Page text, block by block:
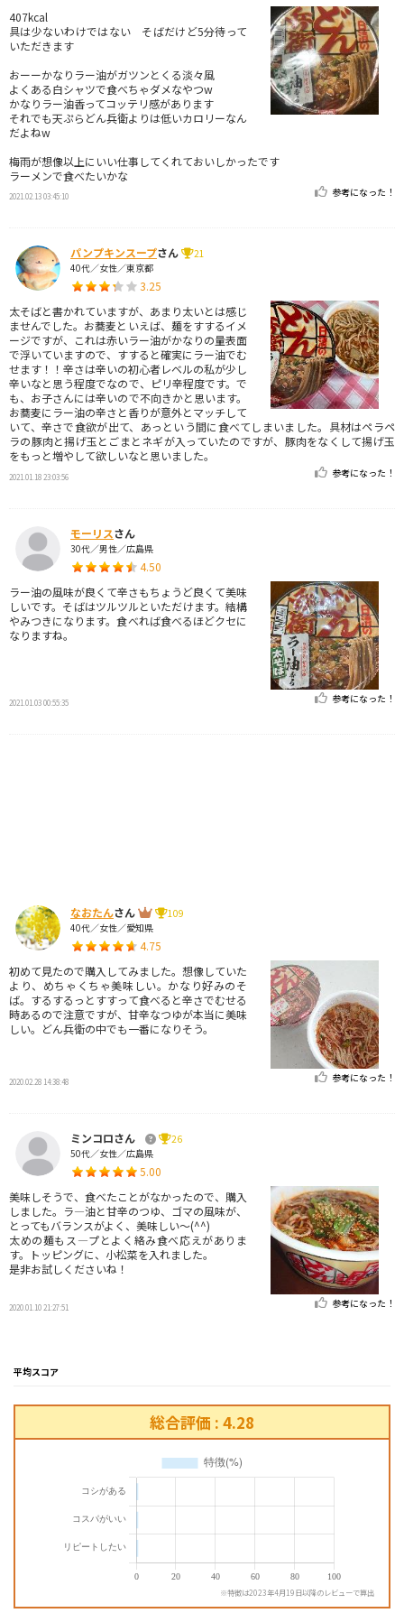
407kcal
具は少ないわけではない そばだけど5分待って
いただきます
おーーかなりラー油がガツンとくる淡々風
よくある白シャツで食べちゃダメなやつw
かなりラー油香ってコッテリ感があります
それでも天ぷらどん兵衛よりは低いカロリーなん
だよねw
梅雨が想像以上にいい仕事してくれておいしかったです
ラーメンで食べたいかな
2021.02.13 03:45:10 参考になった！
パンプキンスープさん
21
40代／女性／東京都
3.25
太そばと書かれていますが、あまり太いとは感じ
ませんでした。お蕎麦といえば、麺をすするイメ
ージですが、これは赤いラー油がかなりの量表面
で浮いていますので、すすると確実にラー油でむ
せます！！辛さは辛いの初心者レベルの私が少し
辛いなと思う程度でなので、ピリ辛程度です。で
も、お子さんには辛いので不向きかと思います。
お蕎麦にラー油の辛さと香りが意外とマッチして
いて、辛さで食欲が出て、あっという間に食べてしまいました。具材はペラペ
ラの豚肉と揚げ玉とごまとネギが入っていたのですが、豚肉をなくして揚げ玉
をもっと増やして欲しいなと思いました。
2021.01.18 23:03:56 参考になった！
モーリスさん
30代／男性／広島県
4.50
ラー油の風味が良くて辛さもちょうど良くて美味
しいです。そばはツルツルといただけます。結構
やみつきになります。食べれば食べるほどクセに
なりますね。
2021.01.03 00:55:35 参考になった！
なおたんさん
109
40代／女性／愛知県
4.75
初めて見たので購入してみました。想像していた
より、めちゃくちゃ美味しい。かなり好みのそ
ば。するするっとすすって食べると辛さでむせる
時あるので注意ですが、甘辛なつゆが本当に美味
しい。どん兵衛の中でも一番になりそう。
2020.02.28 14:38:48 参考になった！
ミンコロさん
26
50代／女性／広島県
5.00
美味しそうで、食べたことがなかったので、購入
しました。ラ―油と甘辛のつゆ、ゴマの風味が、
とってもバランスがよく、美味しい〜(^^)
太めの麺もス―プとよく絡み食べ応えがありま
す。トッピングに、小松菜を入れました。
是非お試しくださいね！
2020.01.10 21:27:51 参考になった！
平均スコア
総合評価 : 4.28
※特徴は2023年4月19日以降のレビューで算出